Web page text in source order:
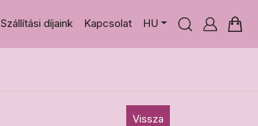
Szállítási díjaink Kapcsolat HU
Vissza